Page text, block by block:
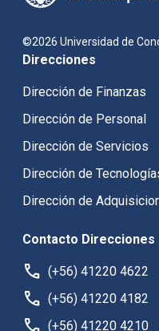
Direcciones
Dirección de Finanzas
Dirección de Personal
Dirección de Servicios
Dirección de
Dirección de
Contacto Direcciones
call (+56) 41220 4622
call (+56) 41220 4182
call (+56) 41220 4210
©2026 Universidad de